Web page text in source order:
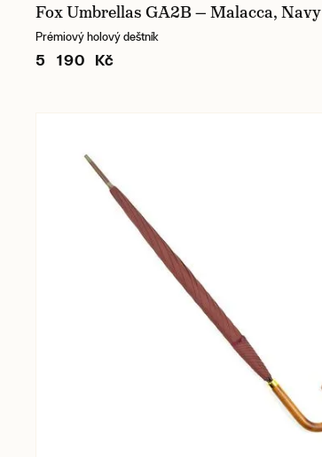
Fox Umbrellas GA2B — Malacca, Navy
Prémiový holový deštník
5 190 Kč